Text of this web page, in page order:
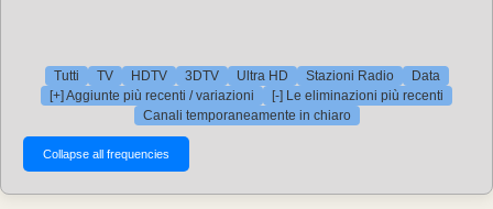
Tutti TV HDTV 3DTV Ultra HD Stazioni Radio
Data
[+] Aggiunte più recenti / variazioni
[-] Le eliminazioni più recenti
Canali temporaneamente in chiaro